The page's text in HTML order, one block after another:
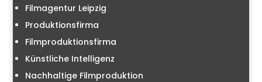
Filmagentur Leipzig
Produktionsfirma
Filmproduktionsfirma
Künstliche Intelligenz
Nachhaltige Filmproduktion